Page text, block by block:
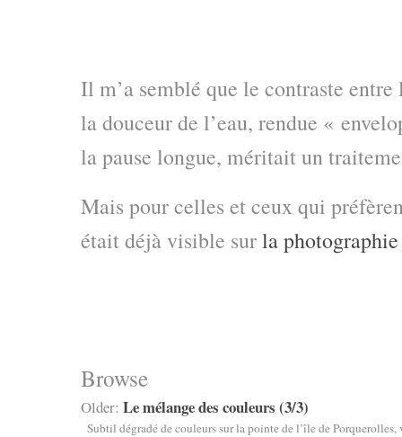
Il m’a semblé que le contraste entre
la douceur de l’eau, rendue «
la pause longue, méritait un
Mais pour celles et ceux qui
était déjà visible surla
Browse
Older: Le mélange des couleurs (3/3)
Subtil dégradé de couleurs sur la pointe de l’île de Porquerolles,